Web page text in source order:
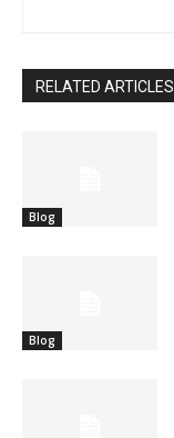
RELATED ARTICLES
Blog
Blog